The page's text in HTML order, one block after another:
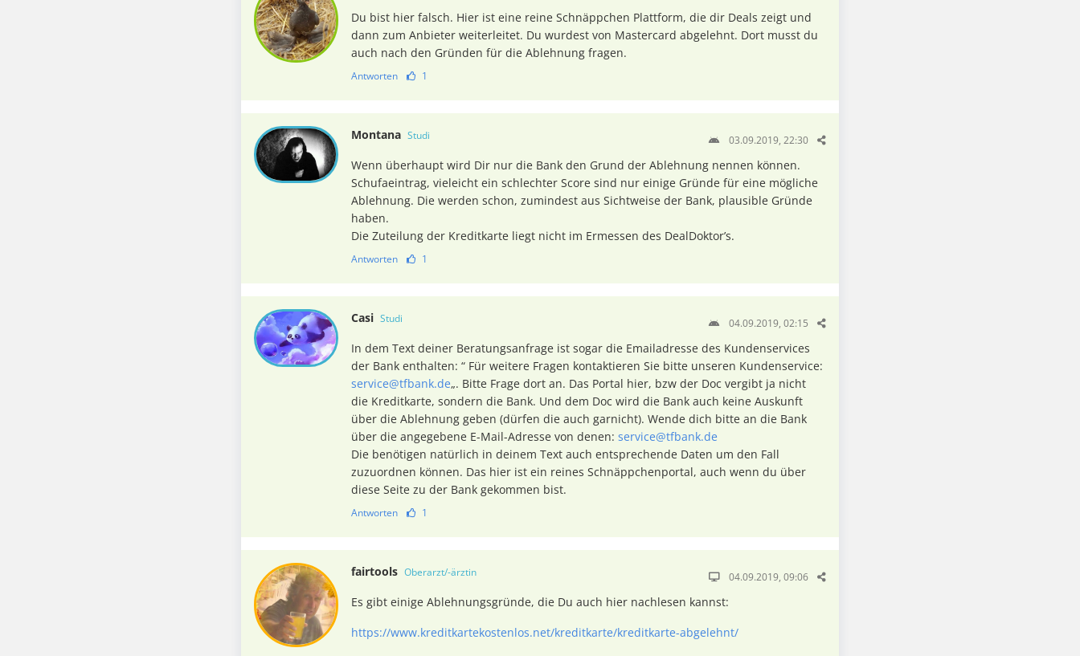
Du bist hier falsch. Hier ist eine reine Schnäppchen Plattform, die dir Deals zeigt und
dann zum Anbieter weiterleitet. Du wurdest von Mastercard abgelehnt. Dort musst du
auch nach den Gründen für die Ablehnung fragen.
Antworten 1
Montana Studi 03.09.2019, 22:30
Wenn überhaupt wird Dir nur die Bank den Grund der Ablehnung nennen können.
Schufaeintrag, vieleicht ein schlechter Score sind nur einige Gründe für eine mögliche
Ablehnung. Die werden schon, zumindest aus Sichtweise der Bank, plausible Gründe
haben.
Die Zuteilung der Kreditkarte liegt nicht im Ermessen des DealDoktor’s.
Antworten 1
Casi Studi 04.09.2019, 02:15
In dem Text deiner Beratungsanfrage ist sogar die Emailadresse des Kundenservices
der Bank enthalten: “ Für weitere Fragen kontaktieren Sie bitte unseren Kundenservice:
service@tfbank.de„. Bitte Frage dort an. Das Portal hier, bzw der Doc vergibt ja nicht
die Kreditkarte, sondern die Bank. Und dem Doc wird die Bank auch keine Auskunft
über die Ablehnung geben (dürfen die auch garnicht). Wende dich bitte an die Bank
über die angegebene E-Mail-Adresse von denen:service@tfbank.de
Die benötigen natürlich in deinem Text auch entsprechende Daten um den Fall
zuzuordnen können. Das hier ist ein reines Schnäppchenportal, auch wenn du über
diese Seite zu der Bank gekommen bist.
Antworten 1
fairtools Oberarzt/-ärztin 04.09.2019, 09:06
Es gibt einige Ablehnungsgründe, die Du auch hier nachlesen kannst:
https://www.kreditkartekostenlos.net/kreditkarte/kreditkarte-abgelehnt/